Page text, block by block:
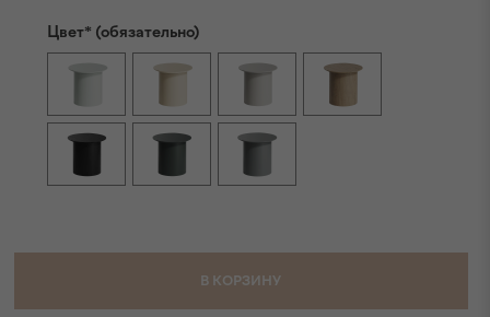
Цвет* (обязательно)
В КОРЗИНУ